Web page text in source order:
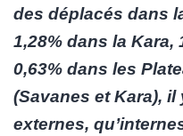
des déplacés dans
1,28% dans la Kara,
0,63% dans les
(Savanes et Kara),
externes,